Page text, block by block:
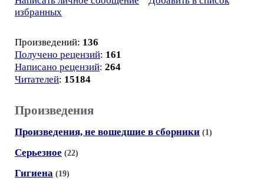
избранных
Произведений: 136
Получено рецензий: 161
Написано рецензий: 264
Читателей: 15184
Произведения
Произведения, не вошедшие в сборники (1)
Серьезное (22)
Гигиена (19)